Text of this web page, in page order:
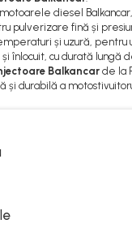
diesel Balkancar,
pulverizare fină și
și uzură, pentru
înlocuit, cu durată lungă
Balkancar de la
și durabilă a